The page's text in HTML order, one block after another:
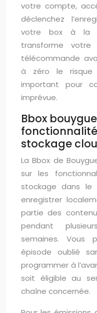
votre compte,
déclenchez
votre box à la
transforme votre
télécommande
à zéro le risque
important pour
imprévue.
Bbox
stockage
La Bbox de
sur les
stockage dans
enregistrer
partie des
pendant
semaines. Vous
épisode oublié
programmer à
soit éligible au
chaîne concernée.